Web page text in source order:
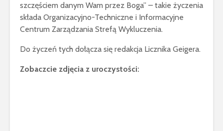
szczęściem danym Wam przez Boga” – takie życzenia
składa Organizacyjno-Techniczne i Informacyjne
Centrum Zarządzania Strefą Wykluczenia.
Do życzeń tych dołącza się redakcja Licznika Geigera.
Zobaczcie zdjęcia z uroczystości: